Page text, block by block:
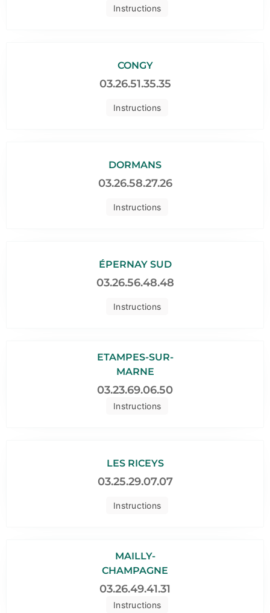
Instructions
Instructions
CONGY
03.26.51.35.35
Instructions
DORMANS
03.26.58.27.26
Instructions
ÉPERNAY SUD
03.26.56.48.48
Instructions
ETAMPES-SUR-
MARNE
03.23.69.06.50
Instructions
LES RICEYS
03.25.29.07.07
Instructions
MAILLY-
CHAMPAGNE
03.26.49.41.31